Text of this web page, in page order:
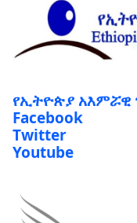
የኢትዮጵያ አእምሯዊ
Facebook
Twitter
Youtube